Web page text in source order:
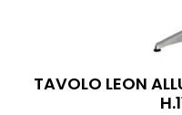
TAVOLO LEON